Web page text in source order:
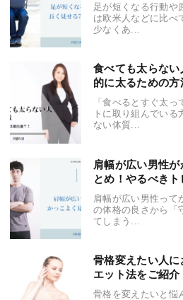
足が短くなる行動や
は欧米人などに比べ
少なくあ...
食べても太らな
的に太るための方
「食べるとすぐ太
トに取り組んでいる
ない体質...
肩幅が広い男性
とめ！やるべきト
肩幅が広い男性って
の体格の良さから「
てしまう...
骨格変えたい人
エット法をご紹介
骨格を変えたいと悩